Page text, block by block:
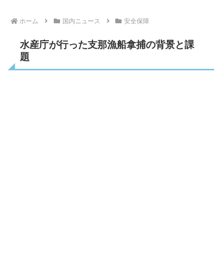
ホーム 国内ニュース 安全保障
水産庁が行った支那漁船拿捕の背景と課
題